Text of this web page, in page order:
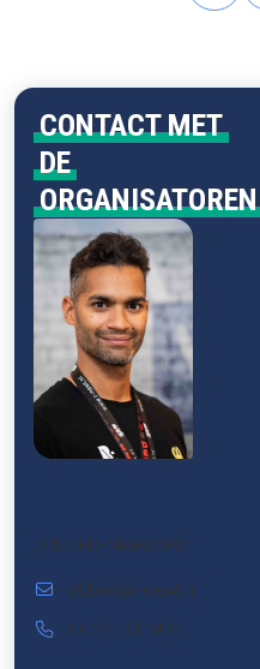
CONTACT MET
DE
ORGANISATOREN
JONGERENWERKER
aldwin@r-newt.nl
06 227 60 906